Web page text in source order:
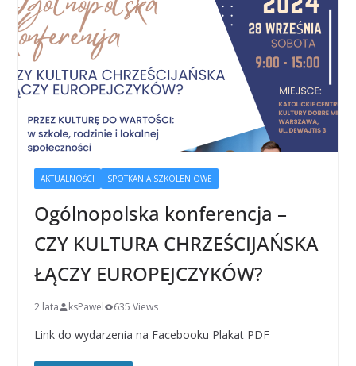
AKTUALNOŚCI SPOTKANIA SZKOLENIOWE
Ogólnopolska konferencja –
CZY KULTURA CHRZEŚCIJAŃSKA
ŁĄCZY EUROPEJCZYKÓW?
2 lata ksPawel 635 Views
Link do wydarzenia na Facebooku Plakat PDF